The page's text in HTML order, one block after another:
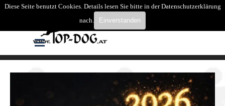
Diese Seite benutzt Cookies. Details lesen Sie bitte in der Datenschutzerklärung
nach.
Einverstanden
Direkt zum Seiteninhalt
Menü überspringen
Suchen